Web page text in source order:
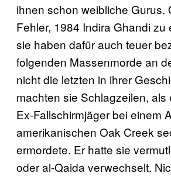
ihnen schon weibliche Gurus.
Fehler, 1984 Indira Ghandi zu
sie haben dafür auch teuer
folgenden Massenmorde an
nicht die letzten in ihrer
machten sie Schlagzeilen, als
Ex-Fallschirmjäger bei einem
amerikanischen Oak Creek
ermordete. Er hatte sie
oder al-Qaida verwechselt.